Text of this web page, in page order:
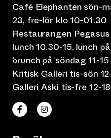
Café Elephanten sön-
23, fre-lör klo 10-01.30
Restaurangen
lunch 10.30-15, lunch
brunch på söndag 11-15
Kritisk Galleri tis-sön
Galleri Aski tis-fre 12-
Taiteen talo Facebookissa
(leder till annan webbtjänst)
Taiteen talo
(leder till annan